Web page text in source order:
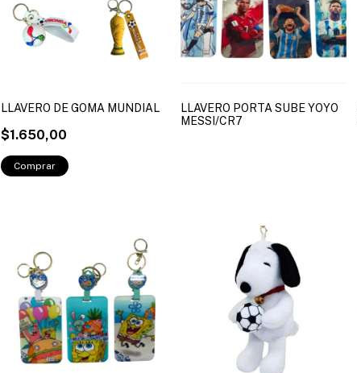
LLAVERO DE GOMA MUNDIAL
$1.650,00
LLAVERO PORTA SUBE YOYO
MESSI/CR7